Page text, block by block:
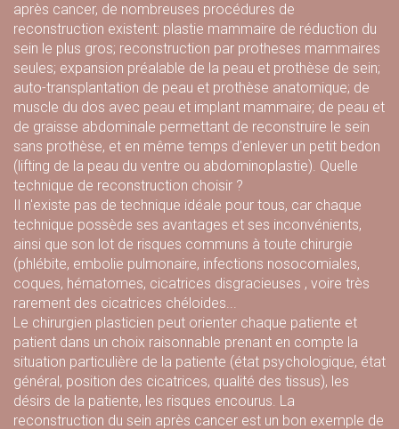
après cancer, de nombreuses procédures de
reconstruction existent: plastie mammaire de réduction du
sein le plus gros; reconstruction par protheses mammaires
seules; expansion préalable de la peau et prothèse de sein;
auto-transplantation de peau et prothèse anatomique; de
muscle du dos avec peau et implant mammaire; de peau et
de graisse abdominale permettant de reconstruire le sein
sans prothèse, et en même temps d'enlever un petit bedon
(lifting de la peau du ventre ou abdominoplastie). Quelle
technique de reconstruction choisir ?
Il n'existe pas de technique idéale pour tous, car chaque
technique possède ses avantages et ses inconvénients,
ainsi que son lot de risques communs à toute chirurgie
(phlébite, embolie pulmonaire, infections nosocomiales,
coques, hématomes, cicatrices disgracieuses , voire très
rarement des cicatrices chéloides...
Le chirurgien plasticien peut orienter chaque patiente et
patient dans un choix raisonnable prenant en compte la
situation particulière de la patiente (état psychologique, état
général, position des cicatrices, qualité des tissus), les
désirs de la patiente, les risques encourus. La
reconstruction du sein après cancer est un bon exemple de